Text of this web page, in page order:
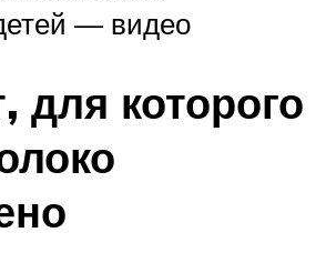
— видео
для которого